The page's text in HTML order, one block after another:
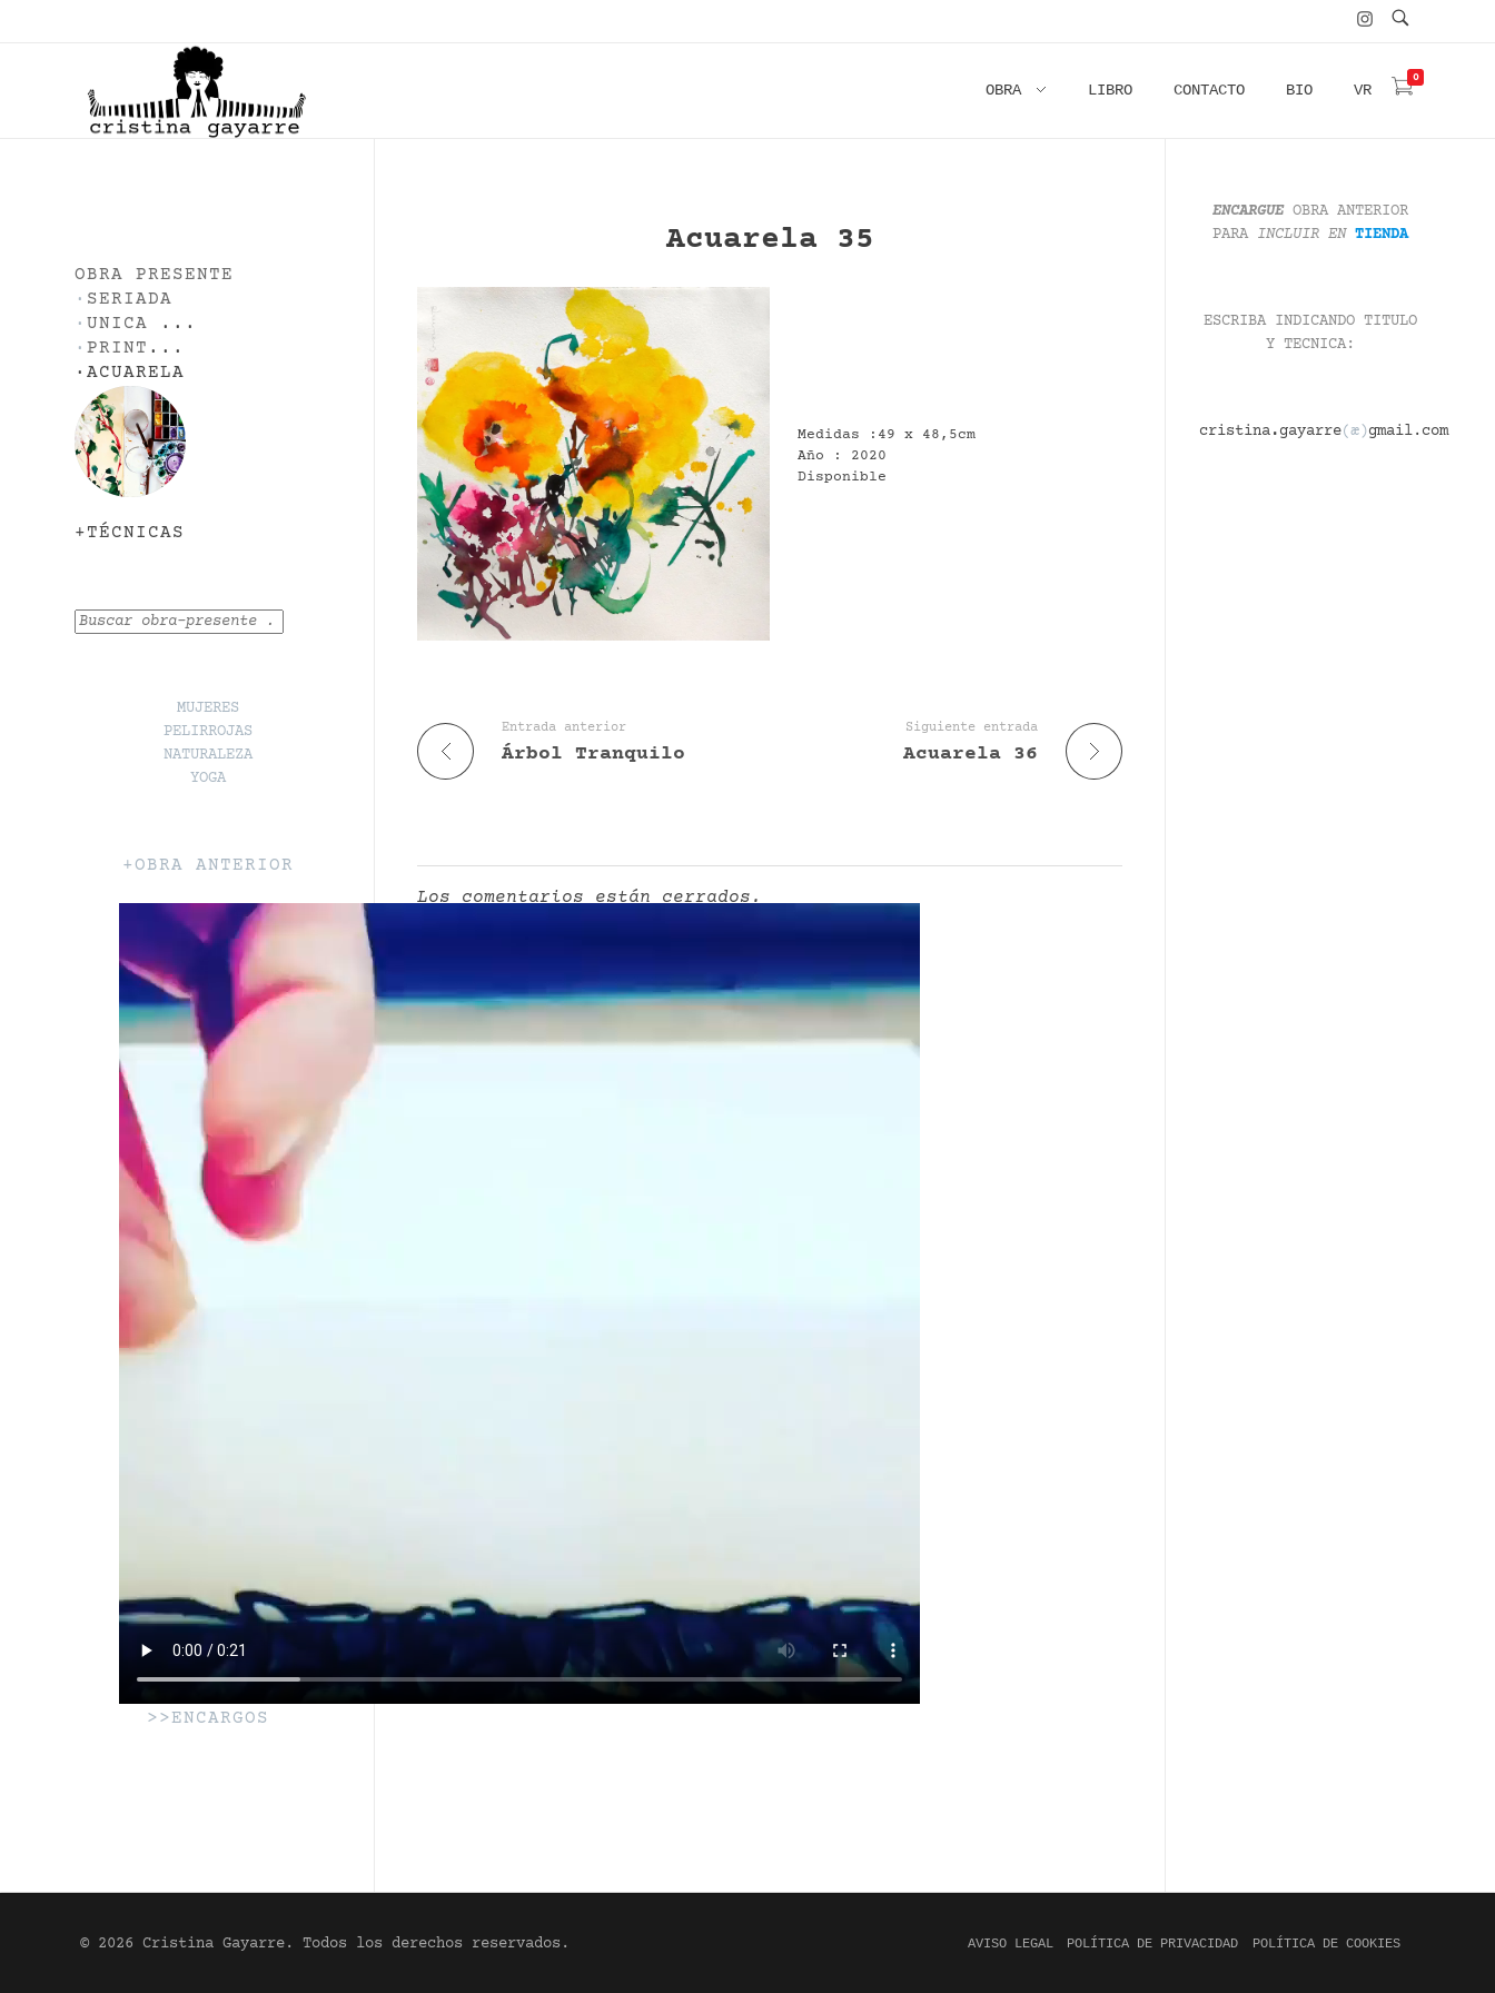
0
OBRA LIBRO CONTACTO BIO VR
Acuarela 35
Medidas :49 x 48,5cm
Año : 2020
Disponible
Entrada anterior
Árbol Tranquilo
Siguiente entrada
Acuarela 36
Los comentarios están cerrados.
OBRA PRESENTE
· SERIADA
· UNICA ...
· PRINT ...
· ACUARELA
+TÉCNICAS
Buscar
MUJERES
PELIRROJAS
NATURALEZA
YOGA
+OBRA ANTERIOR
>>ENCARGOS
ENCARGUE OBRA ANTERIOR
PARA INCLUIR EN TIENDA
ESCRIBA INDICANDO TITULO
Y TECNICA:
cristina.gayarre(æ)gmail.com
© 2026 Cristina Gayarre. Todos los derechos reservados. AVISO LEGAL POLÍTICA DE PRIVACIDAD POLÍTICA DE COOKIES